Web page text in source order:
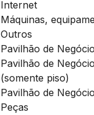
Internet
Máquinas,
Outros
Pavilhão de
Pavilhão de
(somente piso)
Pavilhão de
Peças